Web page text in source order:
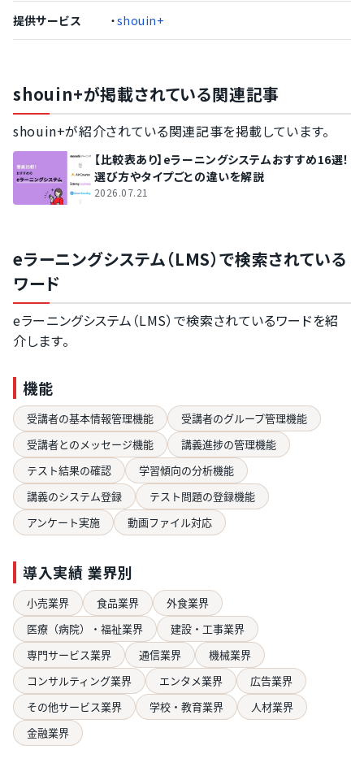
提供サービス ・shouin+
shouin+が掲載されている関連記事
shouin+が紹介されている関連記事を掲載しています。
【比較表あり】eラーニングシステムおすすめ16選！
選び方やタイプごとの違いを解説
2026.07.21
eラーニングシステム（LMS）で検索されている
ワード
eラーニングシステム（LMS）で検索されているワードを紹
介します。
機能
受講者の基本情報管理機能
受講者のグループ管理機能
受講者とのメッセージ機能
講義進捗の管理機能
テスト結果の確認
学習傾向の分析機能
講義のシステム登録
テスト問題の登録機能
アンケート実施
動画ファイル対応
導入実績 業界別
小売業界 食品業界
外食業界
医療（病院）・福祉業界
建設・工事業界
専門サービス業界
通信業界
機械業界
コンサルティング業界
エンタメ業界
広告業界
その他サービス業界
学校・教育業界
人材業界
金融業界